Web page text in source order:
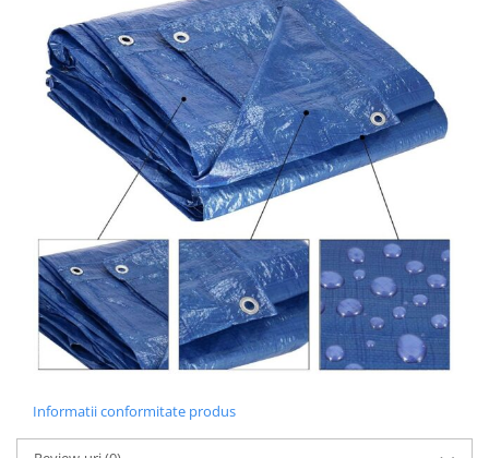
Informatii conformitate produs